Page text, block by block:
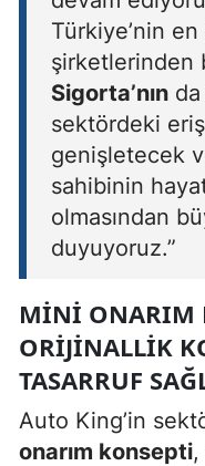
Türkiye’nin
şirketlerinden
Sigorta’nın da
sektördeki
genişletecek
sahibinin
olmasından
duyuyoruz.”
MINI ONARIM
ORIJINALLIK
TASARRUF
Auto King’in
onarım konsepti